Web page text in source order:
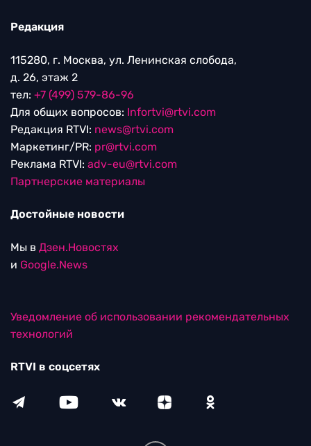
Редакция
115280, г. Москва, ул. Ленинская слобода,
д. 26, этаж 2
тел: +7 (499) 579-86-96
Для общих вопросов: Infortvi@rtvi.com
Редакция RTVI: news@rtvi.com
Маркетинг/PR: pr@rtvi.com
Реклама RTVI: adv-eu@rtvi.com
Партнерские материалы
Достойные новости
Мы в Дзен.Новостях
и Google.News
Уведомление об использовании рекомендательных
технологий
RTVI в соцсетях